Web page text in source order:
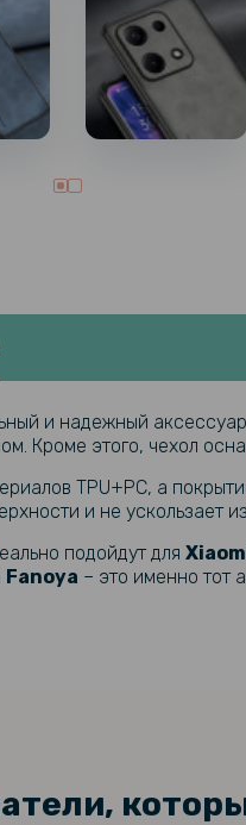
и надежный
Кроме этого, чехол
TPU+PC, а
и не ускользает из
подойдут для
Fanoya – это именно тот